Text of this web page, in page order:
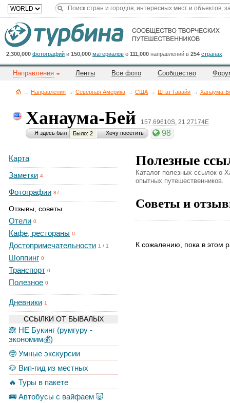
2,300,000 фотографий и 150,000 материалов о 111,000 направлений в 254 странах
Направления Ленты Все фото Сообщество
→ Направления → Северная Америка → CША → Штат Гавайи → Ханаума-
Ханаума-Бей 157.69610S, 21.27174E
Я здесь был Было: 2 Хочу посетить 98
Карта
Заметки 4
Фотографии 87
Отзывы, советы
Отели 0
Кафе, рестораны 0
Достопримечательности 1 / 1
Шоппинг 0
Транспорт 0
Полезное 0
Дневники 1
ССЫЛКИ ОТ БЫВАЛЫХ
🙈 НЕ Букинг (румгуру -
экономим💰)
🤓 Умные экскурсии
🐶 Вип-гид из местных
🔥 Туры в пакете
🚌 Автобусы с вайфаем 🐷
Полезные
Каталог полезных ссылок о
опытных путешественников.
Советы и
К сожалению, пока в этом
Cейчас
на
сайте:
Title
Button